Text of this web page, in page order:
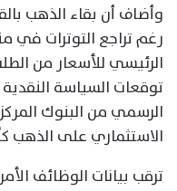
وأضاف أن بقاء الذهب
رغم تراجع التوترات في
الرئيسي للأسعار من
توقعات السياسة النقدية
الرسمي من البنوك
الاستثماري على الذهب
ترقب بيانات الوظائف